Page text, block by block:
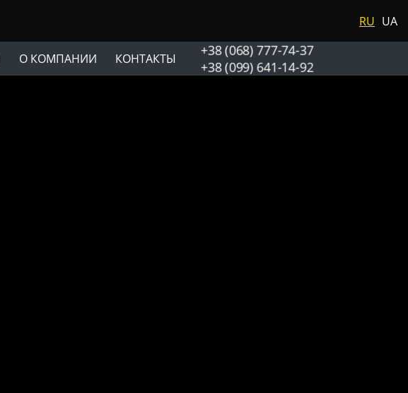
RU UA
О КОМПАНИИ КОНТАКТЫ
+38 (068) 777-74-37
+38 (099) 641-14-92